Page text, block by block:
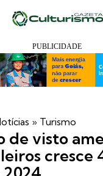
» Turismo
de visto
cresce